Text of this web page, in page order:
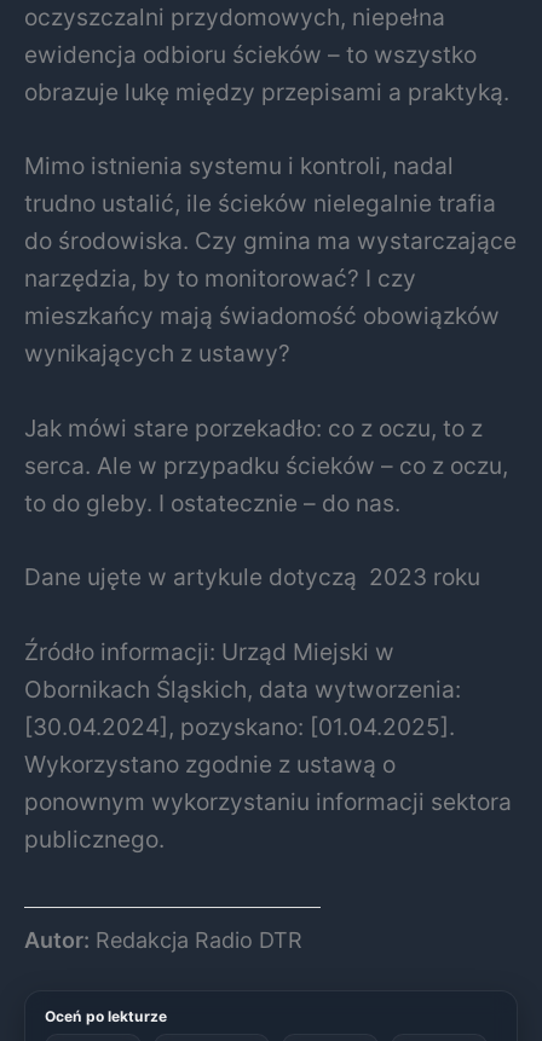
oczyszczalni przydomowych, niepełna
ewidencja odbioru ścieków – to wszystko
obrazuje lukę między przepisami a praktyką.
Mimo istnienia systemu i kontroli, nadal
trudno ustalić, ile ścieków nielegalnie trafia
do środowiska. Czy gmina ma wystarczające
narzędzia, by to monitorować? I czy
mieszkańcy mają świadomość obowiązków
wynikających z ustawy?
Jak mówi stare porzekadło: co z oczu, to z
serca. Ale w przypadku ścieków – co z oczu,
to do gleby. I ostatecznie – do nas.
Dane ujęte w artykule dotyczą 2023 roku
Źródło informacji: Urząd Miejski w
Obornikach Śląskich, data wytworzenia:
[30.04.2024], pozyskano: [01.04.2025].
Wykorzystano zgodnie z ustawą o
ponownym wykorzystaniu informacji sektora
publicznego.
Autor: Redakcja Radio DTR
Oceń po lekturze